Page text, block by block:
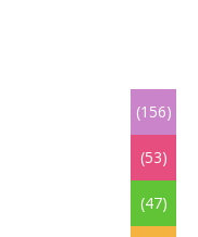
(156)
(53)
(47)